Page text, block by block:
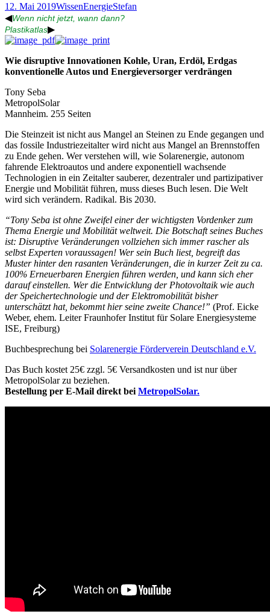
12. Mai 2019WissenEnergieStefan
◀Wenn nicht jetzt, wann dann?
Plastikatlas▶
Wie disruptive Innovationen Kohle, Uran, Erdöl, Erdgas
konventionelle Autos und Energieversorger verdrängen
Tony Seba
MetropolSolar
Mannheim. 255 Seiten
Die Steinzeit ist nicht aus Mangel an Steinen zu Ende gegangen und
das fossile Industriezeitalter wird nicht aus Mangel an Brennstoffen
zu Ende gehen. Wer verstehen will, wie Solarenergie, autonom
fahrende Elektroautos und andere exponentiell wachsende
Technologien in ein Zeitalter sauberer, dezentraler und partizipativer
Energie und Mobilität führen, muss dieses Buch lesen. Die Welt
wird sich verändern. Radikal. Bis 2030.
“Tony Seba ist ohne Zweifel einer der wichtigsten Vordenker zum
Thema Energie und Mobilität weltweit. Die Botschaft seines Buches
ist: Disruptive Veränderungen vollziehen sich immer rascher als
selbst Experten voraussagen! Wer sein Buch liest, begreift das
Muster hinter den rasanten Veränderungen, die in kurzer Zeit zu ca.
100% Erneuerbaren Energien führen werden, und kann sich eher
darauf einstellen. Wer die Entwicklung der Photovoltaik wie auch
der Speichertechnologie und der Elektromobilität bisher
unterschätzt hat, bekommt hier seine zweite Chance!” (Prof. Eicke
Weber, ehem. Leiter Fraunhofer Institut für Solare Energiesysteme
ISE, Freiburg)
Buchbesprechung bei Solarenergie Förderverein Deutschland e.V.
Das Buch kostet 25€ zzgl. 5€ Versandkosten und ist nur über
MetropolSolar zu beziehen.
Bestellung per E-Mail direkt bei MetropolSolar.